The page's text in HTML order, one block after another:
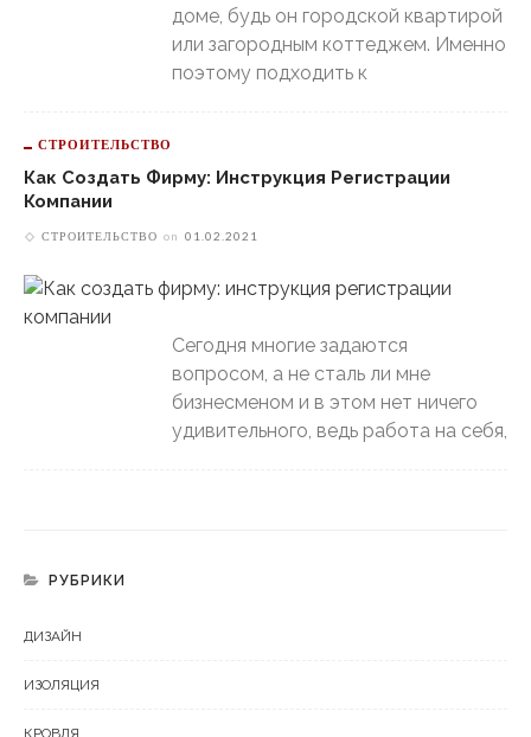
доме, будь он городской квартирой
или загородным коттеджем. Именно
поэтому подходить к
СТРОИТЕЛЬСТВО
Как Создать Фирму: Инструкция Регистрации
Компании
СТРОИТЕЛЬСТВО on 01.02.2021
Сегодня многие задаются
вопросом, а не сталь ли мне
бизнесменом и в этом нет ничего
удивительного, ведь работа на себя,
РУБРИКИ
ДИЗАЙН
ИЗОЛЯЦИЯ
КРОВЛЯ